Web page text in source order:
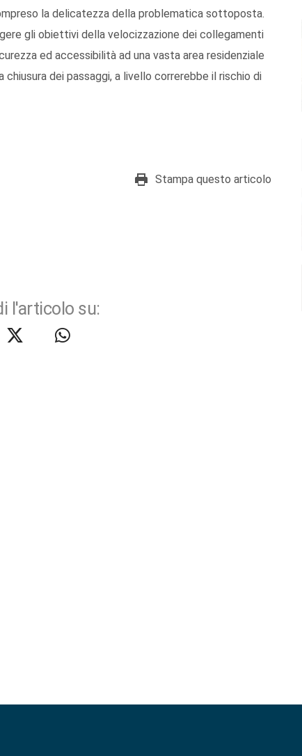
la delicatezza della problematica sottoposta.
gli obiettivi della velocizzazione dei collegamenti
ed accessibilità ad una vasta area residenziale
dei passaggi, a livello correrebbe il rischio di
Stampa questo articolo
l'articolo su: